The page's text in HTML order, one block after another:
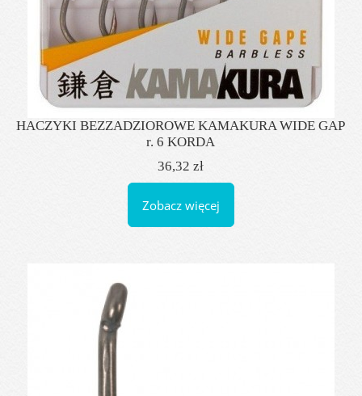
HACZYKI BEZZADZIOROWE KAMAKURA WIDE GAP
r. 6 KORDA
36,32 zł
Zobacz więcej